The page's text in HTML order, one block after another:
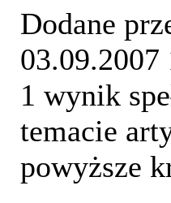
Dodane
03.09.2007
1 wynik
temacie
powyższe